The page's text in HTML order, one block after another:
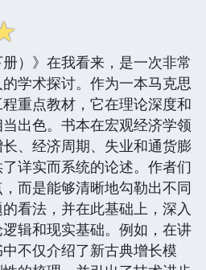
）》在我看来，是一次非常
学术探讨。作为一本马克思
重点教材，它在理论深度和
出色。书本在宏观经济学领
、经济周期、失业和通货膨
详实而系统的论述。作者们
而是能够清晰地勾勒出不同
看法，并在此基础上，深入
辑和现实基础。例如，在讲
不仅介绍了新古典增长模